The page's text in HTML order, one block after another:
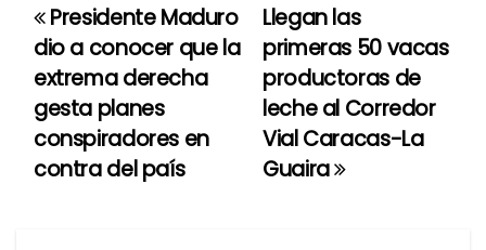
N
a
v
e
Llegan las
primeras 50 vacas
productoras de
leche al Corredor
Vial Caracas-La
Guaira
Presidente Maduro
dio a conocer que la
extrema derecha
gesta planes
conspiradores en
contra del país